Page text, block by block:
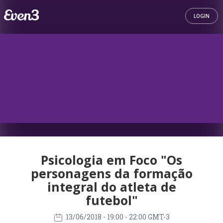
LOGIN
Psicologia em Foco "Os
personagens da formação
integral do atleta de
futebol"
13/06/2018 - 19:00 - 22:00 GMT-3